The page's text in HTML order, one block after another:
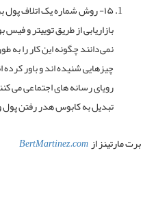
۱۵- روش شماره یک اتلاف
بازاریابی از طریق توییتر و
نمی‌دانند چگونه این کار را به
چیزهایی شنیده اند و باور
رویای رسانه های اجتماعی می
تبدیل به کابوس هدر رفتن
برت مارتینز ازBertMartinez.com